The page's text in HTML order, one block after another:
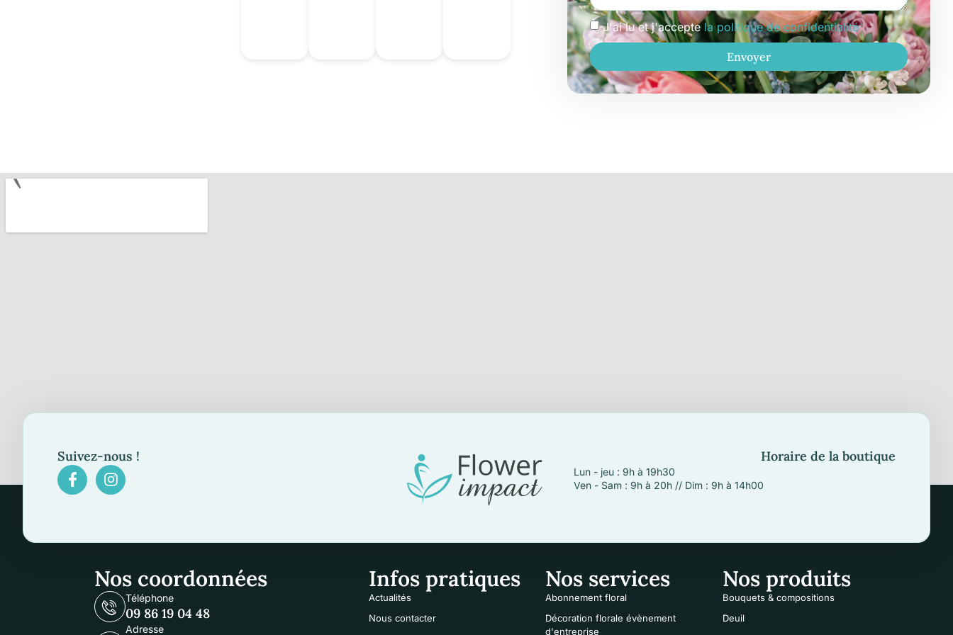
J'ai lu et j'acceptela politique de confidentialité
Envoyer
Suivez-nous ! Horaire de la boutique
Lun - jeu : 9h à 19h30
Ven - Sam : 9h à 20h // Dim : 9h à 14h00
Nos coordonnées
Téléphone
09 86 19 04 48
Adresse
Infos pratiques
Actualités
Nous contacter
Nos services
Abonnement floral
Décoration florale évènement
d'entreprise
Nos produits
Bouquets & compositions
Deuil